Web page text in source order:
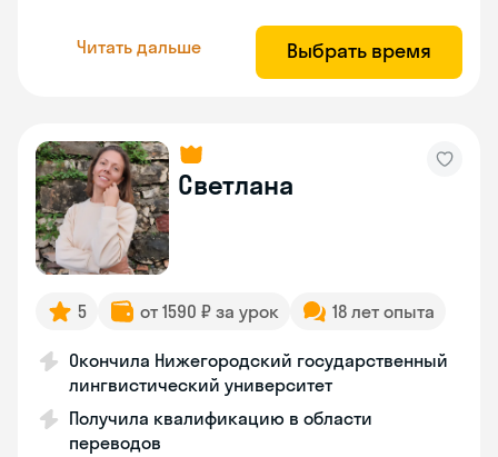
Читать дальше Выбрать время
Светлана
5 от 1590 ₽ за урок 18 лет опыта
Окончила Нижегородский государственный
лингвистический университет
Получила квалификацию в области
переводов